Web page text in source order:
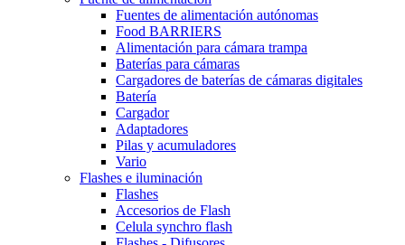
Fuentes de alimentación autónomas
Food BARRIERS
Alimentación para cámara trampa
Baterías para cámaras
Cargadores de baterías de cámaras digitales
Batería
Cargador
Adaptadores
Pilas y acumuladores
Vario
Flashes e iluminación
Flashes
Accesorios de Flash
Celula synchro flash